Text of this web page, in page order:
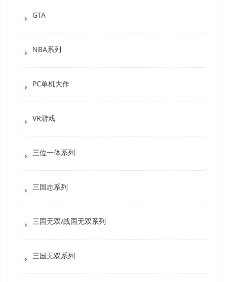
GTA
NBA系列
PC单机大作
VR游戏
三位一体系列
三国志系列
三国无双/战国无双系列
三国无双系列